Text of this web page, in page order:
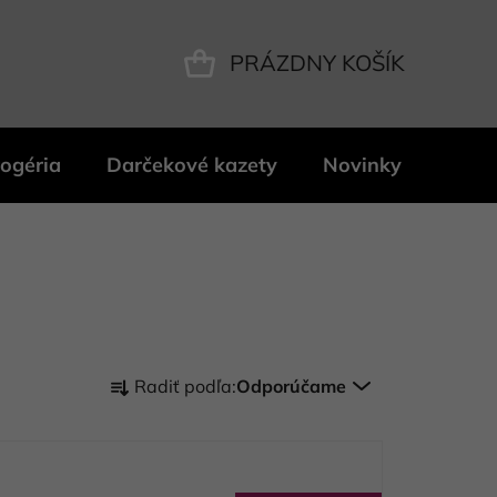
PRÁZDNY KOŠÍK
Darčekové kazety Novinky
a Radiť podľa:Odporúčame